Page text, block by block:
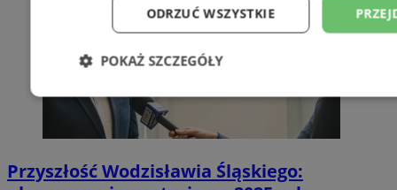
Przyszłość Wodzisławia Śląskiego:
ODRZUĆ WSZYSTKIE
POKAŻ SZCZEGÓŁY
Niezbędne Wydajność
Niesklasyfikowane